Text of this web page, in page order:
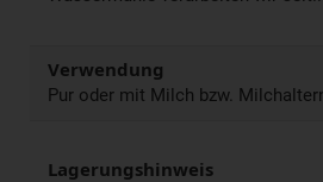
Verwendung
Pur oder mit Milch bzw.
Lagerungshinweis